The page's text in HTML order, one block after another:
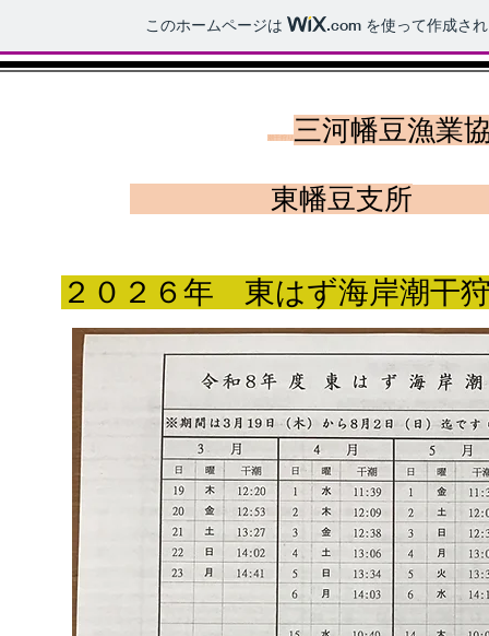
このホームページは .com を使って作成さ
三河幡豆漁業
東幡豆支所
２０２６年 東はず海岸潮干